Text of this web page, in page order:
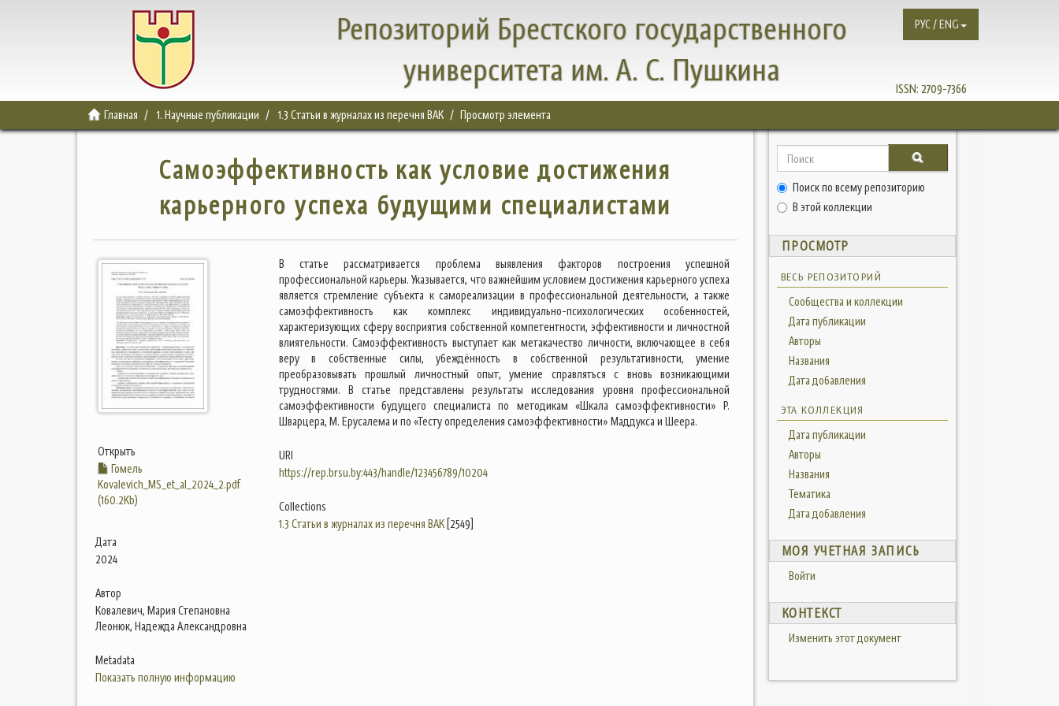
Репозиторий Брестского государственного
университета им. А. С. Пушкина
ISSN: 2709-7366
РУС / ENG
Главная 1. Научные публикации 1.3 Статьи в журналах из перечня ВАК Просмотр элемента
Самоэффективность как условие достижения
карьерного успеха будущими специалистами
Открыть
Гомель
Kovalevich_MS_et_al_2024_2.pdf
(160.2Kb)
Дата
2024
Автор
Ковалевич, Мария Степановна
Леонюк, Надежда Александровна
Metadata
Показать полную информацию
В статье рассматривается проблема выявления факторов построения успешной
профессиональной карьеры. Указывается, что важнейшим условием достижения карьерного успеха
является стремление субъекта к самореализации в профессиональной деятельности, а также
самоэффективность как комплекс индивидуально-психологических особенностей,
характеризующих сферу восприятия собственной компетентности, эффективности и личностной
влиятельности. Самоэффективность выступает как метакачество личности, включающее в себя
веру в собственные силы, убеждённость в собственной результативности, умение
преобразовывать прошлый личностный опыт, умение справляться с вновь возникающими
трудностями. В статье представлены результаты исследования уровня профессиональной
самоэффективности будущего специалиста по методикам «Шкала самоэффективности» Р.
Шварцера, М. Ерусалема и по «Тесту определения самоэффективности» Маддукса и Шеера.
URI
https://rep.brsu.by:443/handle/123456789/10204
Collections
1.3 Статьи в журналах из перечня ВАК[2549]
Поиск по всему репозиторию
В этой коллекции
ПРОСМОТР
ВЕСЬ РЕПОЗИТОРИЙ
Сообщества и коллекции
Дата публикации
Авторы
Названия
Дата добавления
ЭТА КОЛЛЕКЦИЯ
Дата публикации
Авторы
Названия
Тематика
Дата добавления
МОЯ УЧЕТНАЯ ЗАПИСЬ
Войти
КОНТЕКСТ
Изменить этот документ